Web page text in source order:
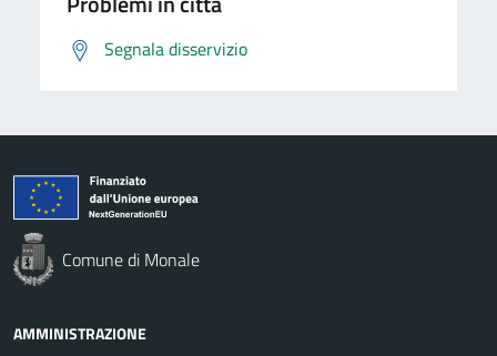
Segnala disservizio
Comune di Monale
AMMINISTRAZIONE